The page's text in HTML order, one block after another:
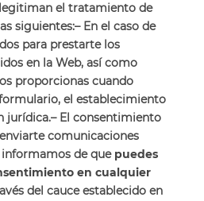
legitiman el tratamiento de
siguientes:– En el caso de
para prestarte los
en la Web, así como
proporcionas cuando
el establecimiento
jurídica.– El consentimiento
comunicaciones
informamos de que puedes
en cualquier
del cauce establecido en